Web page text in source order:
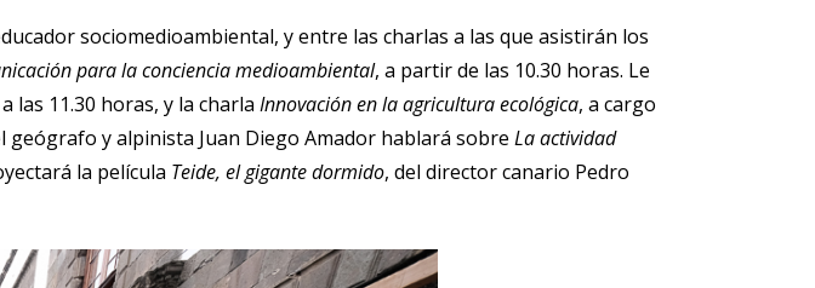
sociomedioambiental, y entre las charlas a las que asistirán los
para la conciencia medioambiental, a partir de las 10.30 horas. Le
las 11.30 horas, y la charla Innovación en la agricultura ecológica, a cargo
geógrafo y alpinista Juan Diego Amador hablará sobre La actividad
la película Teide, el gigante dormido, del director canario Pedro